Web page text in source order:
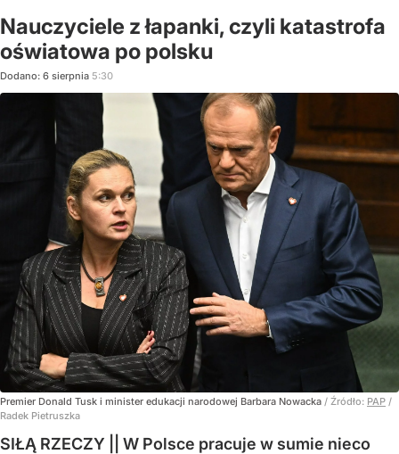
Nauczyciele z łapanki, czyli katastrofa
oświatowa po polsku
Dodano: 6 sierpnia 5:30
Premier Donald Tusk i minister edukacji narodowej Barbara Nowacka / Źródło: PAP /
Radek Pietruszka
SIŁĄ RZECZY || W Polsce pracuje w sumie nieco